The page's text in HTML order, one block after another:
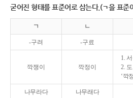
굳어진 형태를 표준어로 삼는다.(ㄱ을 표준
ㄱ ㄴ
-구려 -구료
깍쟁이 깍정이
1.
2.
‘깍
나무라다 나무래다